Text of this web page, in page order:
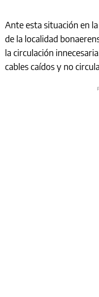
Ante esta situación en
de la localidad
la circulación
cables caídos y no